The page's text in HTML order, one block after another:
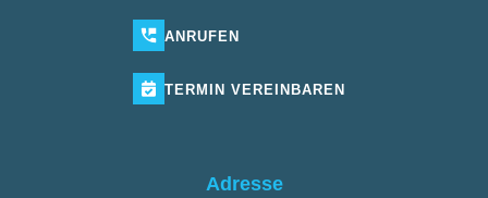
ANRUFEN
TERMIN VEREINBAREN
Adresse